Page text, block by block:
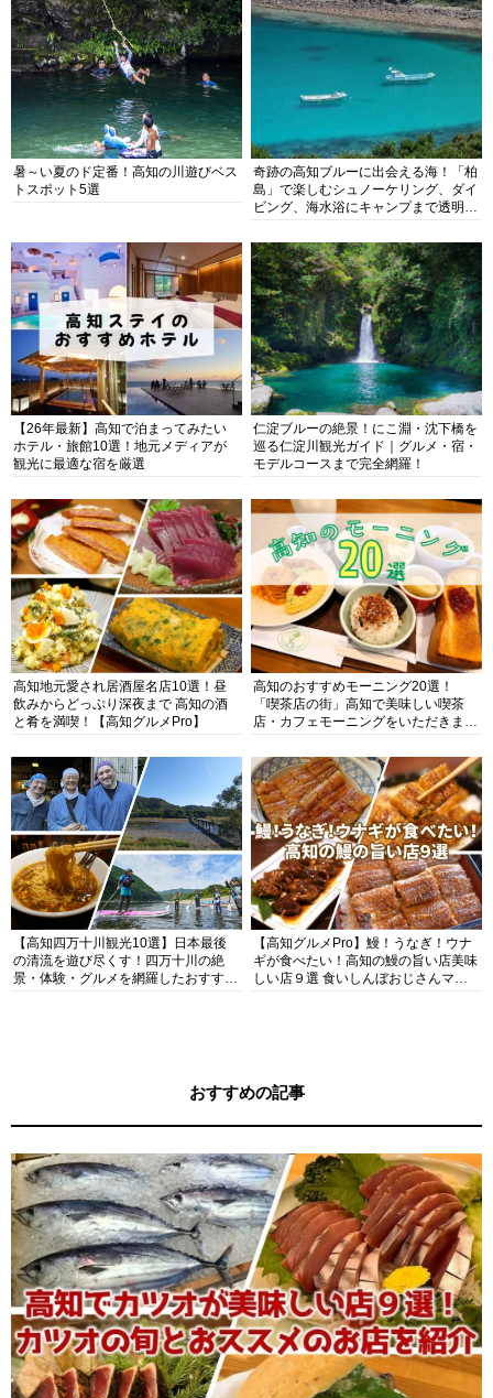
暑～い夏のド定番！高知の川遊びベス
トスポット5選
奇跡の高知ブルーに出会える海！「柏
島」で楽しむシュノーケリング、ダイ
ビング、海水浴にキャンプまで透明度
【26年最新】高知で泊まってみたい
ホテル・旅館10選！地元メディアが
観光に最適な宿を厳選
仁淀ブルーの絶景！にこ淵・沈下橋を
巡る仁淀川観光ガイド｜グルメ・宿・
モデルコースまで完全網羅！
高知地元愛され居酒屋名店10選！昼
飲みからどっぷり深夜まで 高知の酒
と肴を満喫！【高知グルメPro】
高知のおすすめモーニング20選！
「喫茶店の街」高知で美味しい喫茶
店・カフェモーニングをいただきま
【高知四万十川観光10選】日本最後
の清流を遊び尽くす！四万十川の絶
景・体験・グルメを網羅したおすすめ
【高知グルメPro】鰻！うなぎ！ウナ
ギが食べたい！高知の鰻の旨い店美味
しい店９選 食いしんぼおじさんマッ
おすすめの記事